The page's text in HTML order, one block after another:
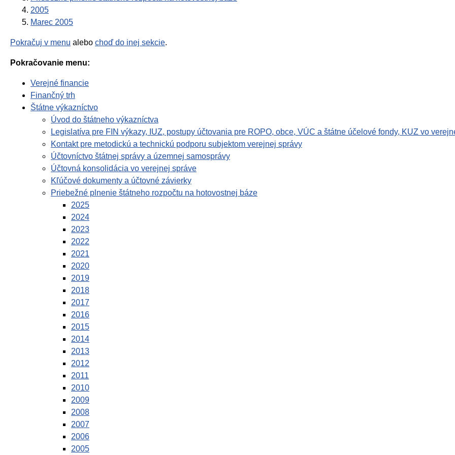
2005
Marec 2005
Pokračuj v menu alebo choď do inej sekcie.
Pokračovanie menu:
Verejné financie
Finančný trh
Štátne výkazníctvo
Úvod do štátneho výkazníctva
Legislatíva pre FIN výkazy, IUZ, postupy účtovania pre ROPO, obce, VÚC a štátne účelové fondy, KUZ vo
Kontakt pre metodickú a technickú podporu subjektom verejnej správy
Účtovníctvo štátnej správy a územnej samosprávy
Účtovná konsolidácia vo verejnej správe
Kľúčové dokumenty a účtovné závierky
Priebežné plnenie štátneho rozpočtu na hotovostnej báze
2025
2024
2023
2022
2021
2020
2019
2018
2017
2016
2015
2014
2013
2012
2011
2010
2009
2008
2007
2006
2005